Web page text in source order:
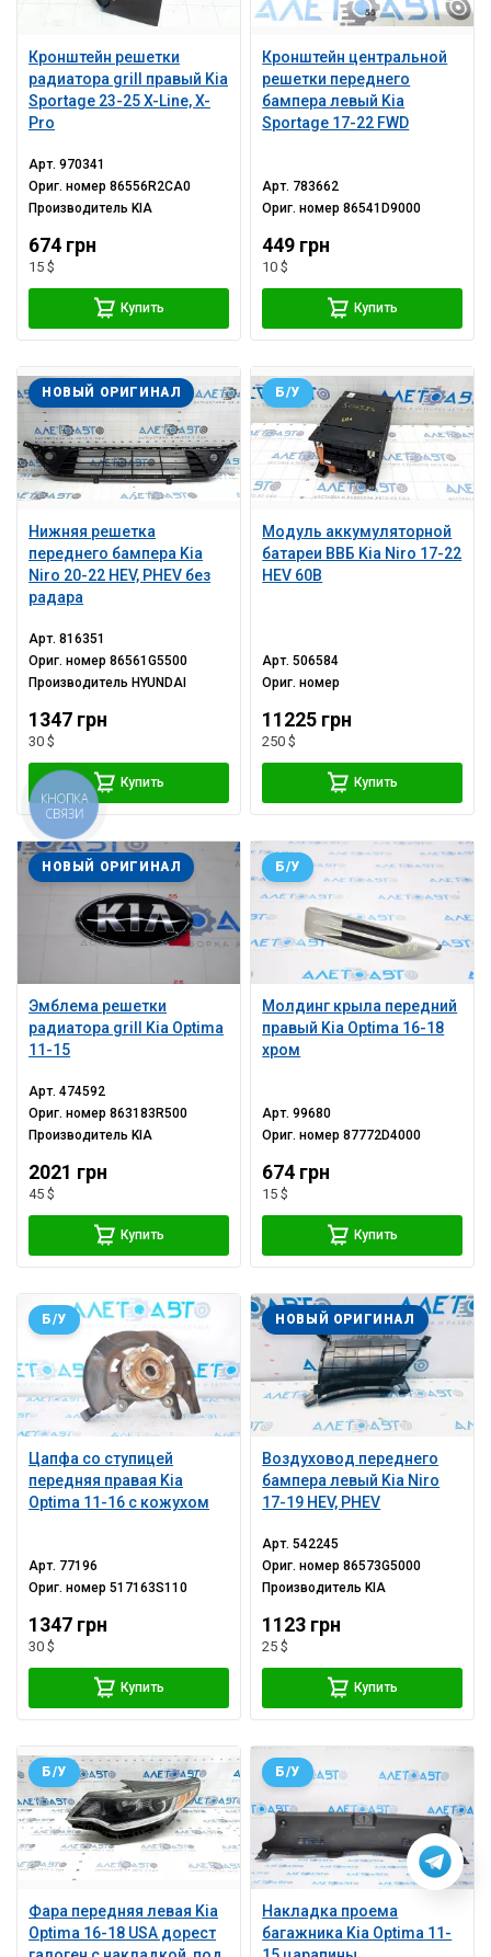
Кронштейн решетки
радиатора grill правый Kia
Sportage 23-25 X-Line, X-
Pro
Арт.970341
Ориг. номер86556R2CA0
Производитель KIA
674 грн
15 $
Купить
Кронштейн центральной
решетки переднего
бампера левый Kia
Sportage 17-22 FWD
Арт. 783662
Ориг. номер86541D9000
449 грн
10 $
Купить
Нижняя решетка
переднего бампера Kia
Niro 20-22 HEV, PHEV без
радара
НОВЫЙ ОРИГИНАЛ
Арт.816351
Ориг. номер86561G5500
Производитель HYUNDAI
1347 грн
30 $
Купить
Модуль аккумуляторной
батареи ВВБ Kia Niro 17-22
HEV 60В
Б/У
Арт.506584
Ориг. номер
11225 грн
250 $
Купить
Эмблема решетки
радиатора grill Kia Optima
11-15
НОВЫЙ ОРИГИНАЛ
Арт.474592
Ориг. номер863183R500
Производитель KIA
2021 грн
45 $
Купить
Молдинг крыла передний
правый Kia Optima 16-18
хром
Б/У
Арт.99680
Ориг. номер87772D4000
674 грн
15 $
Купить
Цапфа со ступицей
передняя правая Kia
Optima 11-16 с кожухом
Б/У
Арт. 77196
Ориг. номер517163S110
1347 грн
30 $
Купить
Воздуховод переднего
бампера левый Kia Niro
17-19 HEV, PHEV
НОВЫЙ ОРИГИНАЛ
Арт.542245
Ориг. номер86573G5000
ПроизводительKIA
1123 грн
25 $
Купить
Фара передняя левая Kia
Optima 16-18 USA дорест
Б/У
Накладка проема
багажника Kia Optima 11-
Б/У
КНОПКА
СВЯЗИ